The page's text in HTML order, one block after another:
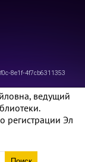
ведущий
регистрации Эл